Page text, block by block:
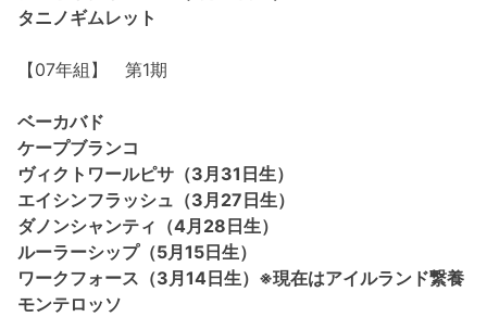
タニノギムレット
【07年組】 第1期
ベーカバド
ケープブランコ
ヴィクトワールピサ（3月31日生）
エイシンフラッシュ（3月27日生）
ダノンシャンティ（4月28日生）
ルーラーシップ（5月15日生）
ワークフォース（3月14日生）※現在はアイルランド繋養
モンテロッソ